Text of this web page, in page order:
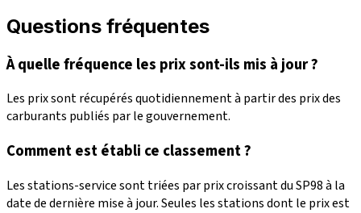
Questions fréquentes
À quelle fréquence les prix sont-ils mis à jour ?
Les prix sont récupérés quotidiennement à partir des prix des
carburants publiés par le gouvernement.
Comment est établi ce classement ?
Les stations-service sont triées par prix croissant du SP98 à la
date de dernière mise à jour. Seules les stations dont le prix est